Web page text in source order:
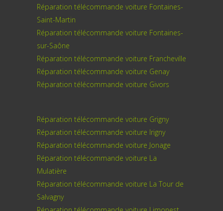
Réparation télécommande voiture Fontaines-
Saint-Martin
Réparation télécommande voiture Fontaines-
sur-Saône
Réparation télécommande voiture Francheville
Réparation télécommande voiture Genay
Réparation télécommande voiture Givors
Réparation télécommande voiture Grigny
Réparation télécommande voiture Irigny
Réparation télécommande voiture Jonage
Réparation télécommande voiture La
Mulatière
Réparation télécommande voiture La Tour de
Salvagny